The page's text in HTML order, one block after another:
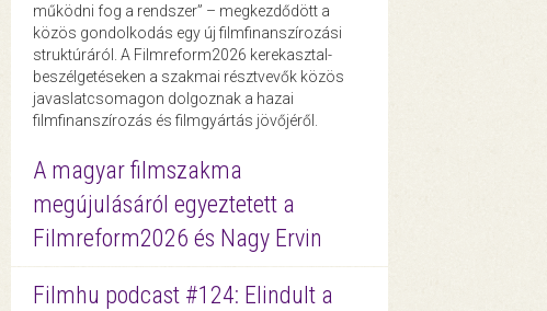
működni fog a rendszer” – megkezdődött a
közös gondolkodás egy új filmfinanszírozási
struktúráról. A Filmreform2026 kerekasztal-
beszélgetéseken a szakmai résztvevők közös
javaslatcsomagon dolgoznak a hazai
filmfinanszírozás és filmgyártás jövőjéről.
A magyar filmszakma
megújulásáról egyeztetett a
Filmreform2026 és Nagy Ervin
Filmhu podcast #124: Elindult a